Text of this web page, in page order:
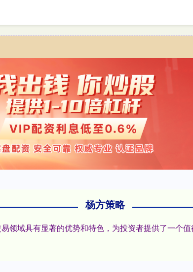
杨方策略
领域具有显著的优势和特色，为投资者提供了一个